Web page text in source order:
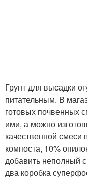
Грунт для высадки
питательным. В
готовых почвенных
ими, а можно
качественной
компоста, 10%
добавить неполный
два коробка